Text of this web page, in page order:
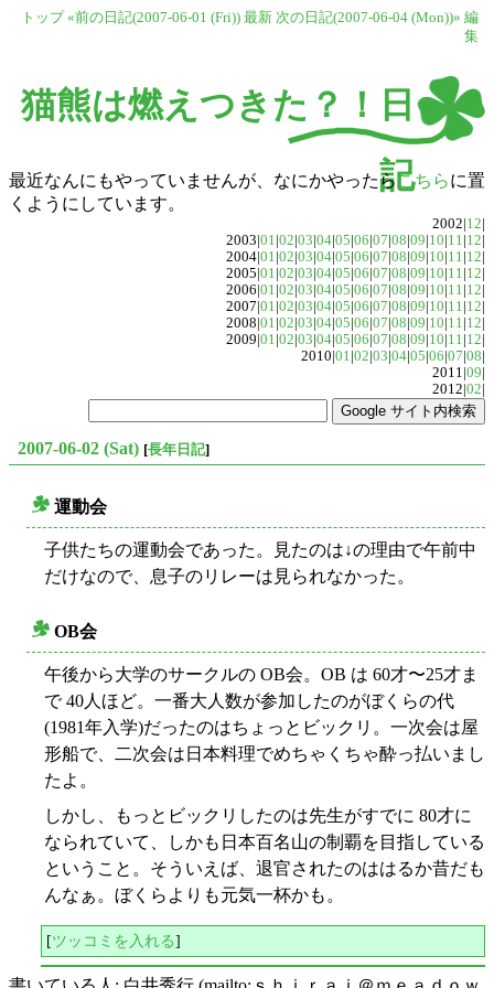
トップ «前の日記(2007-06-01 (Fri)) 最新 次の日記(2007-06-04 (Mon))» 編
集
猫熊は燃えつきた？！日
記
最近なんにもやっていませんが、なにかやったら こちらに置
くようにしています。
2002|12|
2003|01|02|03|04|05|06|07|08|09|10|11|12|
2004|01|02|03|04|05|06|07|08|09|10|11|12|
2005|01|02|03|04|05|06|07|08|09|10|11|12|
2006|01|02|03|04|05|06|07|08|09|10|11|12|
2007|01|02|03|04|05|06|07|08|09|10|11|12|
2008|01|02|03|04|05|06|07|08|09|10|11|12|
2009|01|02|03|04|05|06|07|08|09|10|11|12|
2010|01|02|03|04|05|06|07|08|
2011|09|
2012|02|
2007-06-02 (Sat) [長年日記]
運動会
子供たちの運動会であった。見たのは↓の理由で午前中
だけなので、息子のリレーは見られなかった。
OB会
午後から大学のサークルの OB会。OB は 60才〜25才ま
で 40人ほど。一番大人数が参加したのがぼくらの代
(1981年入学)だったのはちょっとビックリ。一次会は屋
形船で、二次会は日本料理でめちゃくちゃ酔っ払いまし
たよ。
しかし、もっとビックリしたのは先生がすでに 80才に
なられていて、しかも日本百名山の制覇を目指している
ということ。そういえば、退官されたのははるか昔だも
んなぁ。ぼくらよりも元気一杯かも。
[ツッコミを入れる]